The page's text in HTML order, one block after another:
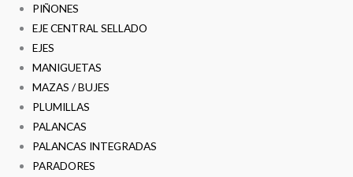
PIÑONES
EJE CENTRAL SELLADO
EJES
MANIGUETAS
MAZAS / BUJES
PLUMILLAS
PALANCAS
PALANCAS INTEGRADAS
PARADORES